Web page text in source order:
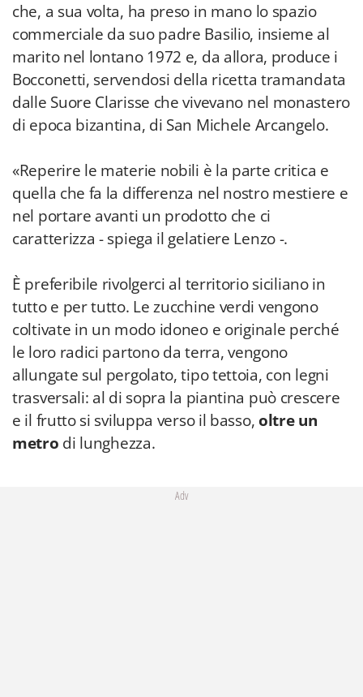
che, a sua volta, ha preso in mano lo spazio
commerciale da suo padre Basilio, insieme al
marito nel lontano 1972 e, da allora, produce i
Bocconetti, servendosi della ricetta tramandata
dalle Suore Clarisse che vivevano nel monastero
di epoca bizantina, di San Michele Arcangelo.
«Reperire le materie nobili è la parte critica e
quella che fa la differenza nel nostro mestiere e
nel portare avanti un prodotto che ci
caratterizza - spiega il gelatiere Lenzo -.
È preferibile rivolgerci al territorio siciliano in
tutto e per tutto. Le zucchine verdi vengono
coltivate in un modo idoneo e originale perché
le loro radici partono da terra, vengono
allungate sul pergolato, tipo tettoia, con legni
trasversali: al di sopra la piantina può crescere
e il frutto si sviluppa verso il basso, oltre un
metro di lunghezza.
Adv